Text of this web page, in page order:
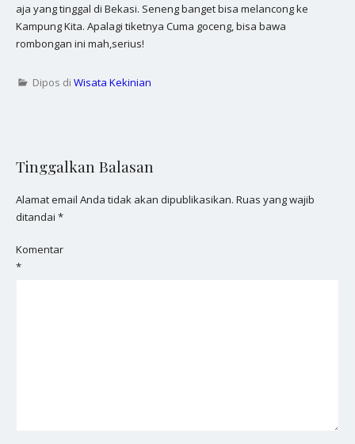
aja yang tinggal di Bekasi. Seneng banget bisa melancong ke
Kampung Kita. Apalagi tiketnya Cuma goceng, bisa bawa
rombongan ini mah,serius!
Dipos di Wisata Kekinian
Tinggalkan Balasan
Alamat email Anda tidak akan dipublikasikan. Ruas yang wajib
ditandai *
Komentar
*